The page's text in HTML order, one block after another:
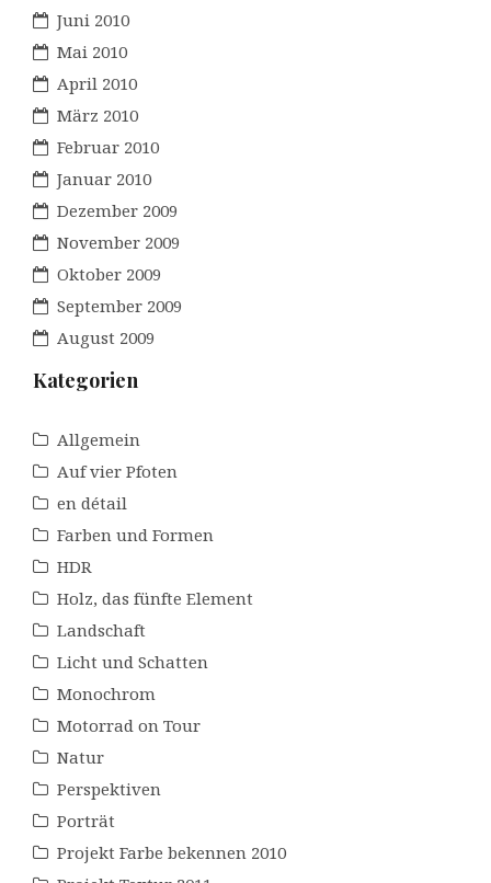
Juni 2010
Mai 2010
April 2010
März 2010
Februar 2010
Januar 2010
Dezember 2009
November 2009
Oktober 2009
September 2009
August 2009
Kategorien
Allgemein
Auf vier Pfoten
en détail
Farben und Formen
HDR
Holz, das fünfte Element
Landschaft
Licht und Schatten
Monochrom
Motorrad on Tour
Natur
Perspektiven
Porträt
Projekt Farbe bekennen 2010